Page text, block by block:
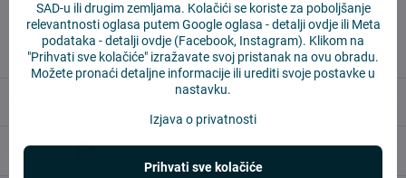
✅ Spremno za slanje odmah
✅ BESPLATNA dostava iznad 55 EUR
✅ 14 dana za povrat robe
Reviews
SAD-u ili drugim zemljama. Kolačići se koriste za poboljšanje
relevantnosti oglasa putem Google oglasa -detalji ovdjeili Meta
podataka -detalji ovdje (Facebook, Instagram). Klikom na
"Prihvati sve kolačiće" izražavate svoj pristanak na ovu obradu.
Možete pronaći detaljne informacije ili urediti svoje postavke u
nastavku.
Izjava o privatnosti
Prihvati sve kolačiće